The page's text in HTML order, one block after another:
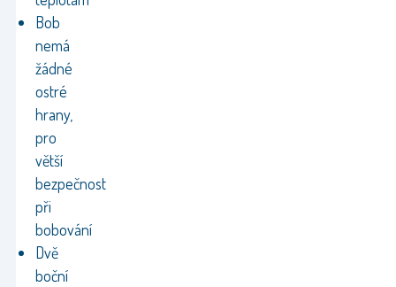
Bob
nemá
žádné
ostré
hrany,
pro
větší
bezpečnost
při
bobování
Dvě
boční